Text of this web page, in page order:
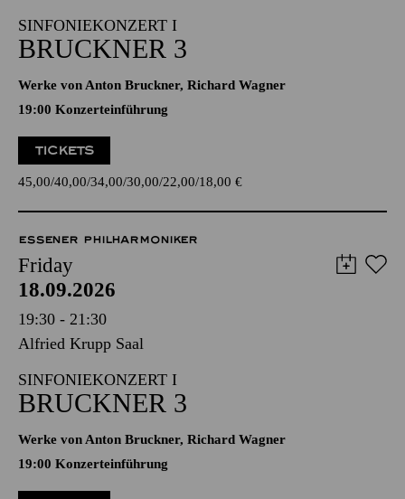
SINFONIEKONZERT I
BRUCKNER 3
Werke von Anton Bruckner, Richard Wagner
19:00 Konzerteinführung
TICKETS
45,00 40,00 34,00 30,00 22,00 18,00 €
ESSENER PHILHARMONIKER
Friday
18.09.2026
19:30 - 21:30
Alfried Krupp Saal
SINFONIEKONZERT I
BRUCKNER 3
Werke von Anton Bruckner, Richard Wagner
19:00 Konzerteinführung